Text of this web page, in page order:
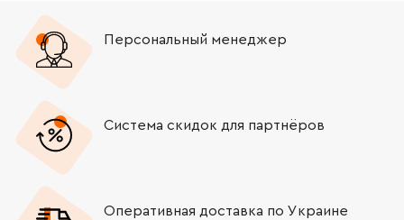
Персональный менеджер
Система скидок для партнёров
Оперативная доставка по Украине